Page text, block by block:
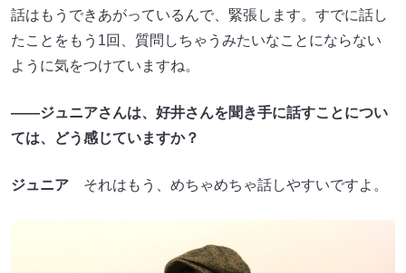
話はもうできあがっているんで、緊張します。すでに話し
たことをもう1回、質問しちゃうみたいなことにならない
ように気をつけていますね。
――ジュニアさんは、好井さんを聞き手に話すことについ
ては、どう感じていますか？
ジュニア それはもう、めちゃめちゃ話しやすいですよ。